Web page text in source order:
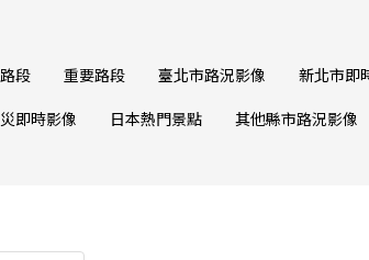
段 重要路段 臺北市路況影像 新北市即
即時影像 日本熱門景點 其他縣市路況影像